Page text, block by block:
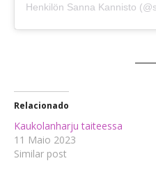
Relacionado
Kaukolanharju taiteessa
11 Maio 2023
Similar post